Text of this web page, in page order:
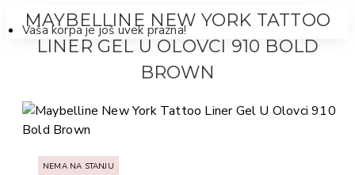
Vaša korpa je još uvek prazna!
MAYBELLINE NEW YORK TATTOO
LINER GEL U OLOVCI 910 BOLD
BROWN
NEMA NA STANJU